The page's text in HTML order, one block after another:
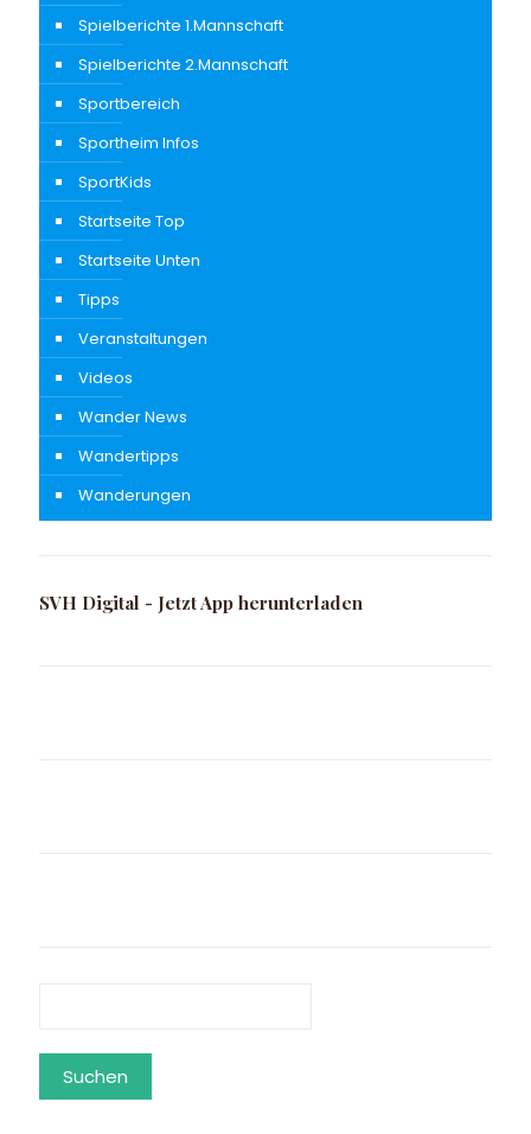
Spielberichte 1.Mannschaft
Spielberichte 2.Mannschaft
Sportbereich
Sportheim Infos
SportKids
Startseite Top
Startseite Unten
Tipps
Veranstaltungen
Videos
Wander News
Wandertipps
Wanderungen
SVH Digital - Jetzt App herunterladen
Suchen